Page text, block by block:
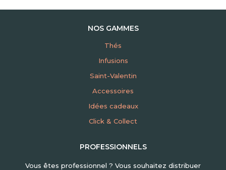
NOS GAMMES
Thés
Infusions
Saint-Valentin
Accessoires
Idées cadeaux
Click & Collect
PROFESSIONNELS
Vous êtes professionnel ? Vous souhaitez distribuer